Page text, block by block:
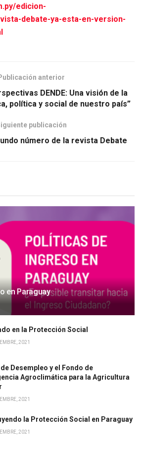
edicion-
debate-ya-esta-en-version-
anterior
DENDE: Una visión de la
política y social de nuestro país”
publicación
número de la revista Debate
en Paraguay
en la Protección Social
2021
Desempleo y el Fondo de
Agroclimática para la Agricultura
2021
la Protección Social en Paraguay
2021